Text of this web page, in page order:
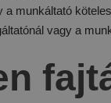
munkáltató
vagy a